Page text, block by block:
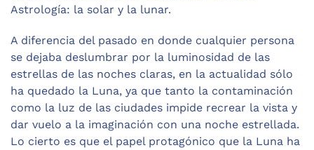
Astrología: la solar y la lunar.
A diferencia del pasado en donde cualquier persona
se dejaba deslumbrar por la luminosidad de las
estrellas de las noches claras, en la actualidad sólo
ha quedado la Luna, ya que tanto la contaminación
como la luz de las ciudades impide recrear la vista y
dar vuelo a la imaginación con una noche estrellada.
Lo cierto es que el papel protagónico que la Luna ha